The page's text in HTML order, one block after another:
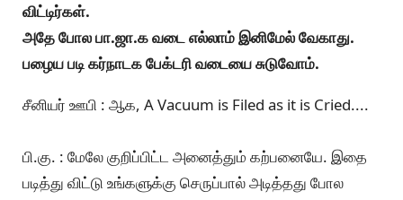
விட்டிர்கள்.
அதே போல பா.ஜா.க வடை எல்லாம் இனிமேல் வேகாது.
பழைய படி கர்நாடக பேக்டரி வடையை சுடுவோம்.
சீனியர் ஊபி : ஆக, A Vacuum is Filed as it is Cried....
பி.கு. : மேலே குறிப்பிட்ட அனைத்தும் கற்பனையே. இதை
படித்து விட்டு உங்களுக்கு செருப்பால் அடித்தது போல